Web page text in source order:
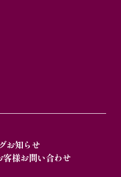
お知らせ
客様お問い合わせ
ビ東京 昆布
世界に！
、ただの食品にとど
、お客様の生活を豊